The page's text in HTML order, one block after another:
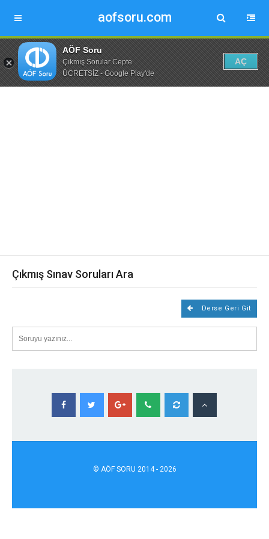
aofsoru.com
AÖF Soru
Çıkmış Sorular Cepte
ÜCRETSİZ - Google Play'de
AÇ
Çıkmış Sınav Soruları Ara
Derse Geri Git
© AÖFSORU 2014 - 2026